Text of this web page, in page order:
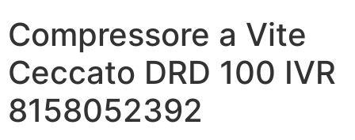
Compressore a Vite
Ceccato DRD 100 IVR
8158052392